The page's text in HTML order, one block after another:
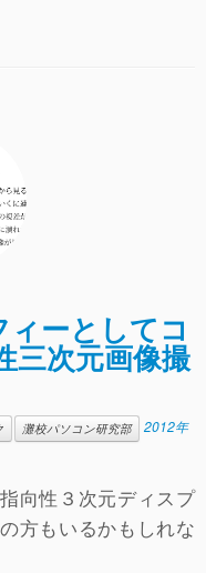
ーとしてコ
三次元画像撮
灘校パソコン研究部
2012年
向性３次元ディスプ
方もいるかもしれな